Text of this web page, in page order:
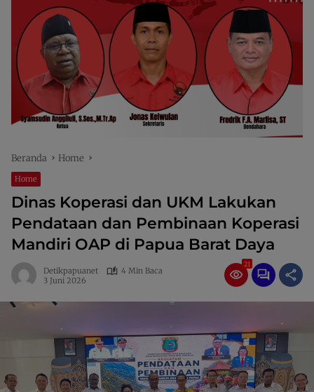
Beranda Home
Home
Dinas Koperasi dan UKM Lakukan
Pendataan dan Pembinaan Koperasi
Mandiri OAP di Papua Barat Daya
Detikpapuanet
4 Min Baca
3 Juni 2026
21